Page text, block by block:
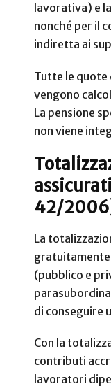
lavorativa) e
nonché per il
indiretta ai
Tutte le
vengono
La pensione
non viene
42/
La
(pubblico e
di conseguire
Con la
contributi
lavoratori